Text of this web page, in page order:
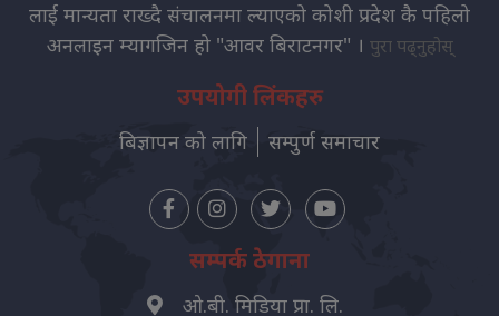
लाई मान्यता राख्दै संचालनमा ल्याएको कोशी प्रदेश कै पहिलो
अनलाइन म्यागजिन हो "आवर बिराटनगर" । पुरा पढ्नुहोस्
उपयोगी लिंकहरु
बिज्ञापन को लागि सम्पुर्ण समाचार
सम्पर्क ठेगाना
ओ.बी. मिडिया प्रा. लि.